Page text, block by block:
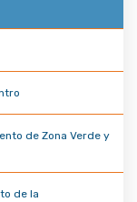
de Zona Verde y
de la